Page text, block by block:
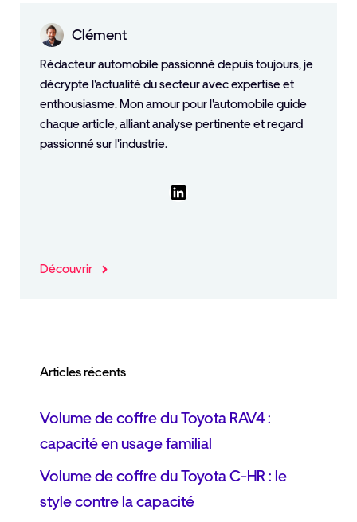
Clément
Rédacteur automobile passionné depuis toujours, je
décrypte l'actualité du secteur avec expertise et
enthousiasme. Mon amour pour l'automobile guide
chaque article, alliant analyse pertinente et regard
passionné sur l'industrie.
LinkedIn
Découvrir
Articles récents
Volume de coffre du Toyota RAV4 :
capacité en usage familial
Volume de coffre du Toyota C-HR : le
style contre la capacité